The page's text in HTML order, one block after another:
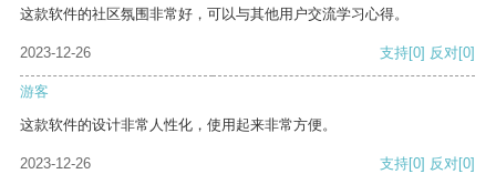
这款软件的社区氛围非常好，可以与其他用户交流学习心得。
2023-12-26 支持[0] 反对[0]
游客
这款软件的设计非常人性化，使用起来非常方便。
2023-12-26 支持[0] 反对[0]